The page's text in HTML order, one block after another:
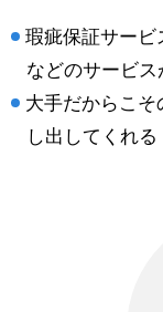
瑕疵保証サービ
などのサービス
大手だからこ
し出してくれる